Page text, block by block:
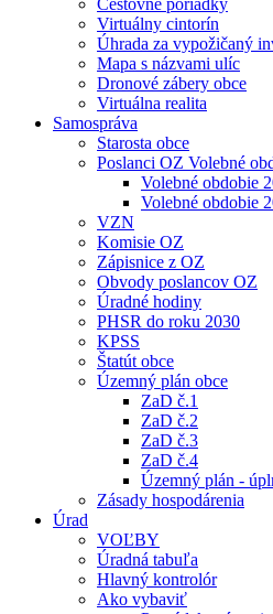
Cestovné poriadky
Virtuálny cintorín
Úhrada za vypožičaný
Mapa s názvami ulíc
Dronové zábery obce
Virtuálna realita
Samospráva
Starosta obce
Poslanci OZ Volebné
Volebné obdobie
Volebné obdobie
VZN
Komisie OZ
Zápisnice z OZ
Obvody poslancov OZ
Úradné hodiny
PHSR do roku 2030
KPSS
Štatút obce
Územný plán obce
ZaD č.1
ZaD č.2
ZaD č.3
ZaD č.4
Územný plán -
Zásady hospodárenia
Úrad
VOĽBY
Úradná tabuľa
Hlavný kontrolór
Ako vybaviť